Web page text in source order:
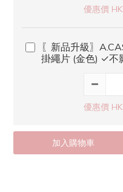
優惠價
〖新品升級〗
掛繩片 (金色) ✓不
優惠價
加入購物車